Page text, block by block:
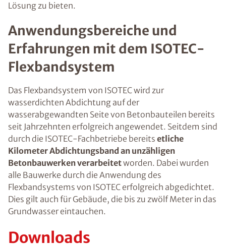
Lösung zu bieten.
Anwendungsbereiche und
Erfahrungen mit dem ISOTEC-
Flexbandsystem
Das Flexbandsystem von ISOTEC wird zur
wasserdichten Abdichtung auf der
wasserabgewandten Seite von Betonbauteilen bereits
seit Jahrzehnten erfolgreich angewendet. Seitdem sind
durch die ISOTEC-Fachbetriebe bereits etliche
Kilometer Abdichtungsband an unzähligen
Betonbauwerken verarbeitetworden. Dabei wurden
alle Bauwerke durch die Anwendung des
Flexbandsystems von ISOTEC erfolgreich abgedichtet.
Dies gilt auch für Gebäude, die bis zu zwölf Meter in das
Grundwasser eintauchen.
Downloads